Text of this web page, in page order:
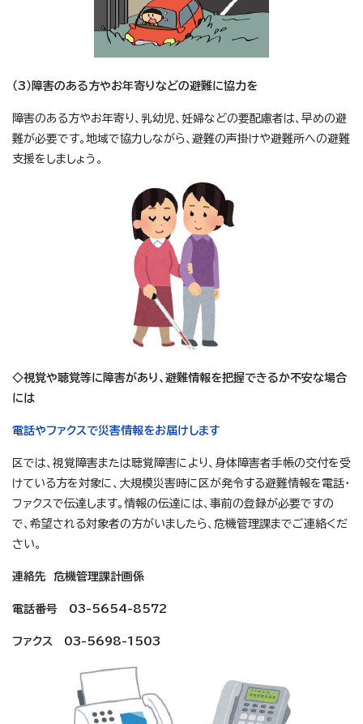
（3）障害のある方やお年寄りなどの避難に協力を
障害のある方やお年寄り、乳幼児、妊婦などの要配慮者は、早めの避
難が必要です。地域で協力しながら、避難の声掛けや避難所への避難
支援をしましょう。
◇視覚や聴覚等に障害があり、避難情報を把握できるか不安な場合
には
電話やファクスで災害情報をお届けします
区では、視覚障害または聴覚障害により、身体障害者手帳の交付を受
けている方を対象に、大規模災害時に区が発令する避難情報を電話・
ファクスで伝達します。情報の伝達には、事前の登録が必要ですの
で、希望される対象者の方がいましたら、危機管理課までご連絡くだ
さい。
連絡先 危機管理課計画係
電話番号 03-5654-8572
ファクス 03-5698-1503